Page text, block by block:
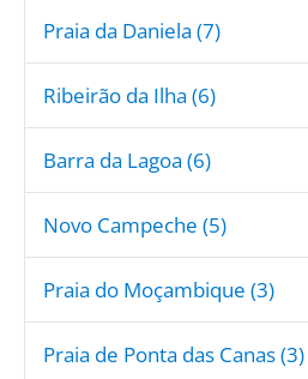
Praia da Daniela (7)
Ribeirão da Ilha (6)
Barra da Lagoa (6)
Novo Campeche (5)
Praia do Moçambique (3)
Praia de Ponta das Canas (3)